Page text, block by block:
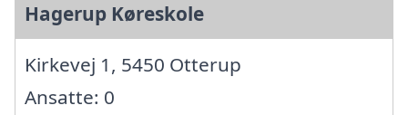
Hagerup Køreskole
Kirkevej 1, 5450 Otterup
Ansatte: 0